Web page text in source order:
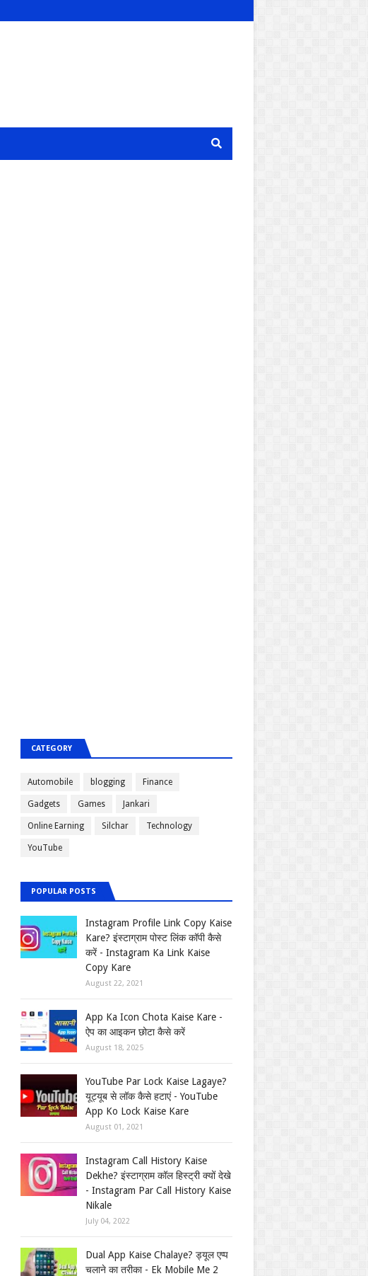
CATEGORY
Automobile blogging Finance
Gadgets Games Jankari
Online Earning Silchar Technology
YouTube
POPULAR POSTS
Instagram Profile Link Copy Kaise
Kare? इंस्टाग्राम पोस्ट लिंक कॉपी कैसे
करें - Instagram Ka Link Kaise
Copy Kare
August 22, 2021
App Ka Icon Chota Kaise Kare -
ऐप का आइकन छोटा कैसे करें
August 18, 2025
YouTube Par Lock Kaise Lagaye?
यूट्यूब से लॉक कैसे हटाएं - YouTube
App Ko Lock Kaise Kare
August 01, 2021
Instagram Call History Kaise
Dekhe? इंस्टाग्राम कॉल हिस्ट्री क्यों देखे
- Instagram Par Call History Kaise
Nikale
July 04, 2022
Dual App Kaise Chalaye? ड्यूल एप्प
चलाने का तरीका - Ek Mobile Me 2